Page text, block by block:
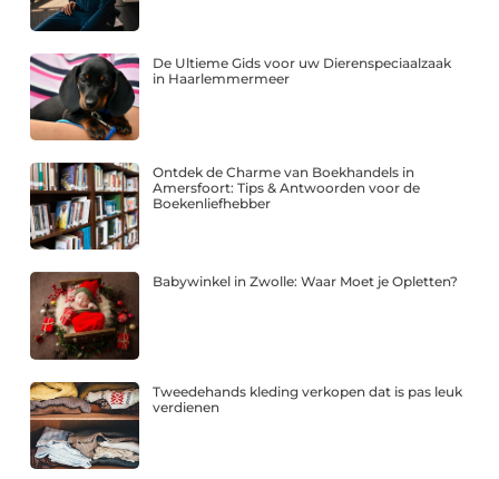
De Ultieme Gids voor uw Dierenspeciaalzaak
in Haarlemmermeer
Ontdek de Charme van Boekhandels in
Amersfoort: Tips & Antwoorden voor de
Boekenliefhebber
Babywinkel in Zwolle: Waar Moet je Opletten?
Tweedehands kleding verkopen dat is pas leuk
verdienen